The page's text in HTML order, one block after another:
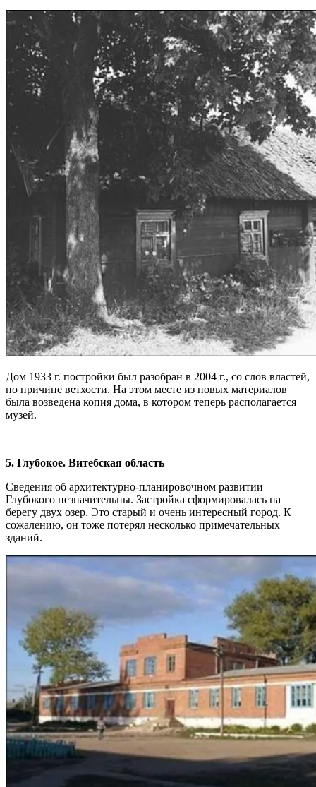
Дом 1933 г. постройки был разобран в 2004 г., со слов властей,
по причине ветхости. На этом месте из новых материалов
была возведена копия дома, в котором теперь располагается
музей.
5. Глубокое. Витебская область
Сведения об архитектурно-планировочном развитии
Глубокого незначительны. Застройка сформировалась на
берегу двух озер. Это старый и очень интересный город. К
сожалению, он тоже потерял несколько примечательных
зданий.